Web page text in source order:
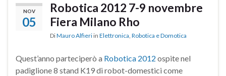
NOV
05
Robotica 2012 7-9 novembre
Fiera Milano Rho
DiMauro Alfieri in Elettronica, Robotica e Domotica
Quest’anno parteciperò a Robotica 2012 ospite nel
padiglione 8 stand K19 di robot-domestici come